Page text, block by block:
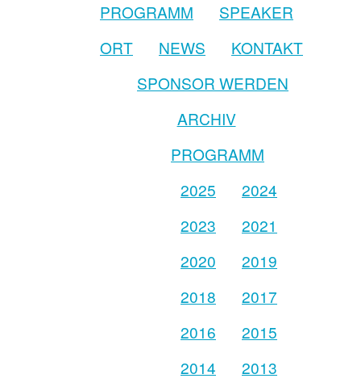
PROGRAMM
SPEAKER
ORT
NEWS
KONTAKT
SPONSOR WERDEN
ARCHIV
PROGRAMM
2025
2024
2023
2021
2020
2019
2018
2017
2016
2015
2014
2013